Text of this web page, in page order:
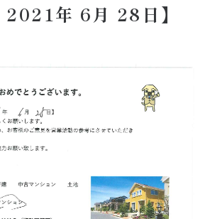
2021年 6月 28日】